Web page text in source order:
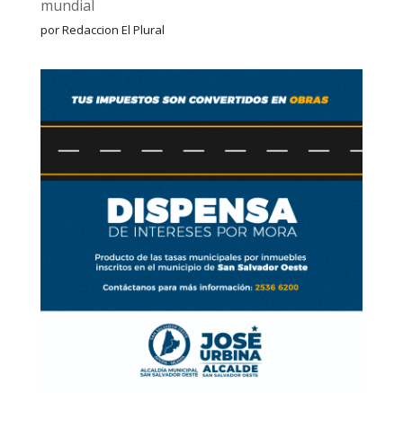
mundial
por Redaccion El Plural